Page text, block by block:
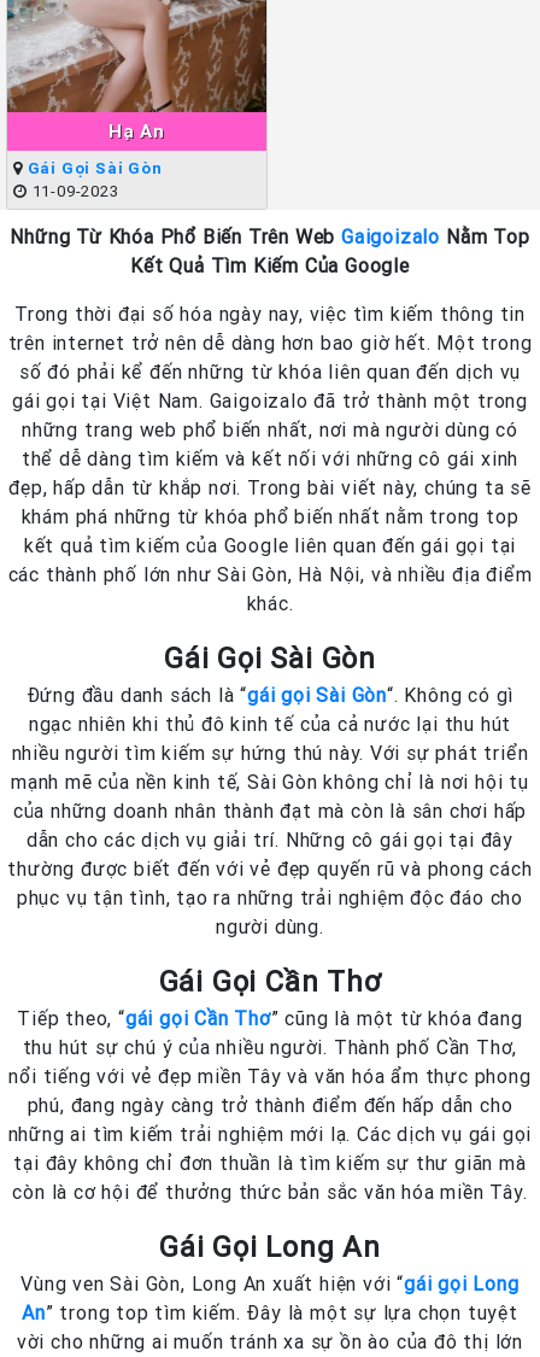
Hạ An
Gái Gọi Sài Gòn
11-09-2023
Những Từ Khóa Phổ Biến Trên WebGaigoizalo Nằm Top
Kết Quả Tìm Kiếm Của Google
Trong thời đại số hóa ngày nay, việc tìm kiếm thông tin
trên internet trở nên dễ dàng hơn bao giờ hết. Một trong
số đó phải kể đến những từ khóa liên quan đến dịch vụ
gái gọi tại Việt Nam. Gaigoizalo đã trở thành một trong
những trang web phổ biến nhất, nơi mà người dùng có
thể dễ dàng tìm kiếm và kết nối với những cô gái xinh
đẹp, hấp dẫn từ khắp nơi. Trong bài viết này, chúng ta sẽ
khám phá những từ khóa phổ biến nhất nằm trong top
kết quả tìm kiếm của Google liên quan đến gái gọi tại
các thành phố lớn như Sài Gòn, Hà Nội, và nhiều địa điểm
khác.
Gái Gọi Sài Gòn
Đứng đầu danh sách là “gái gọi Sài Gòn“. Không có gì
ngạc nhiên khi thủ đô kinh tế của cả nước lại thu hút
nhiều người tìm kiếm sự hứng thú này. Với sự phát triển
mạnh mẽ của nền kinh tế, Sài Gòn không chỉ là nơi hội tụ
của những doanh nhân thành đạt mà còn là sân chơi hấp
dẫn cho các dịch vụ giải trí. Những cô gái gọi tại đây
thường được biết đến với vẻ đẹp quyến rũ và phong cách
phục vụ tận tình, tạo ra những trải nghiệm độc đáo cho
người dùng.
Gái Gọi Cần Thơ
Tiếp theo, “gái gọi Cần Thơ” cũng là một từ khóa đang
thu hút sự chú ý của nhiều người. Thành phố Cần Thơ,
nổi tiếng với vẻ đẹp miền Tây và văn hóa ẩm thực phong
phú, đang ngày càng trở thành điểm đến hấp dẫn cho
những ai tìm kiếm trải nghiệm mới lạ. Các dịch vụ gái gọi
tại đây không chỉ đơn thuần là tìm kiếm sự thư giãn mà
còn là cơ hội để thưởng thức bản sắc văn hóa miền Tây.
Gái Gọi Long An
Vùng ven Sài Gòn, Long An xuất hiện với “gái gọi Long
An” trong top tìm kiếm. Đây là một sự lựa chọn tuyệt
vời cho những ai muốn tránh xa sự ồn ào của đô thị lớn